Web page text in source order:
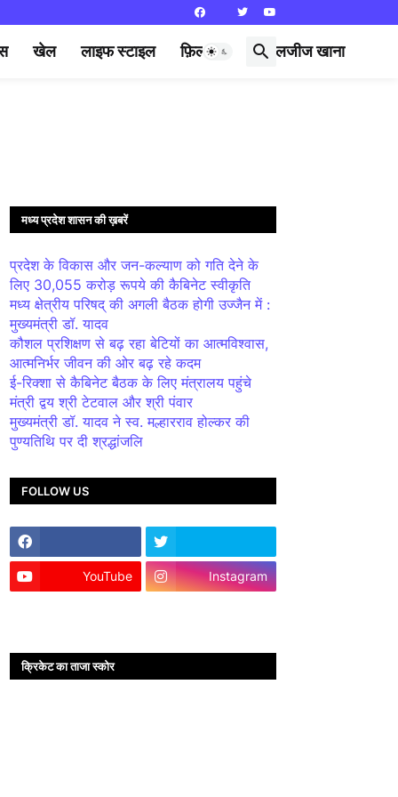
खेल लाइफ स्टाइल फ़िल्मी दुनिया लजीज खाना
मध्य प्रदेश शासन की ख़बरें
प्रदेश के विकास और जन-कल्याण को गति देने के
लिए 30,055 करोड़ रूपये की कैबिनेट स्वीकृति
मध्य क्षेत्रीय परिषद् की अगली बैठक होगी उज्जैन में :
मुख्यमंत्री डॉ. यादव
कौशल प्रशिक्षण से बढ़ रहा बेटियों का आत्मविश्वास,
आत्मनिर्भर जीवन की ओर बढ़ रहे कदम
ई-रिक्शा से कैबिनेट बैठक के लिए मंत्रालय पहुंचे
मंत्री द्वय श्री टेटवाल और श्री पंवार
मुख्यमंत्री डॉ. यादव ने स्व. मल्हारराव होल्कर की
पुण्यतिथि पर दी श्रद्धांजलि
FOLLOW US
YouTube Instagram
क्रिकेट का ताजा स्कोर